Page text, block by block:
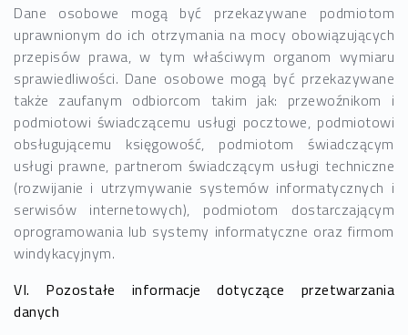
Dane osobowe mogą być przekazywane podmiotom
uprawnionym do ich otrzymania na mocy obowiązujących
przepisów prawa, w tym właściwym organom wymiaru
sprawiedliwości. Dane osobowe mogą być przekazywane
także zaufanym odbiorcom takim jak: przewoźnikom i
podmiotowi świadczącemu usługi pocztowe, podmiotowi
obsługującemu księgowość, podmiotom świadczącym
usługi prawne, partnerom świadczącym usługi techniczne
(rozwijanie i utrzymywanie systemów informatycznych i
serwisów internetowych), podmiotom dostarczającym
oprogramowania lub systemy informatyczne oraz firmom
windykacyjnym.
VI. Pozostałe informacje dotyczące przetwarzania
danych